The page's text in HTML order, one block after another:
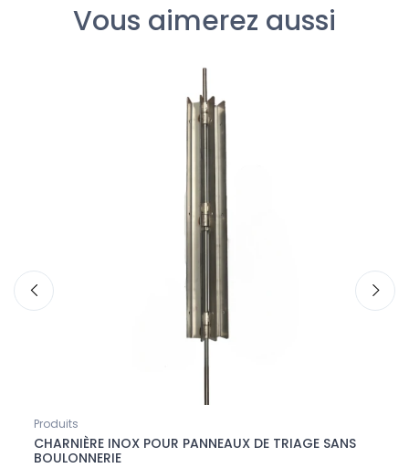
Vous aimerez aussi
Produits
CHARNIÈRE INOX POUR PANNEAUX DE TRIAGE SANS
BOULONNERIE